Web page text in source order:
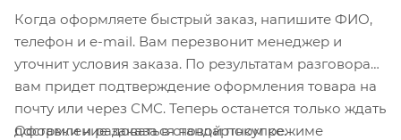
Когда оформляете быстрый заказ, напишите ФИО,
телефон и e-mail. Вам перезвонит менеджер и
уточнит условия заказа. По результатам разговора
вам придет подтверждение оформления товара на
почту или через СМС. Теперь останется только ждать
доставки и радоваться новой покупке.
Оформление заказа в стандартном режиме